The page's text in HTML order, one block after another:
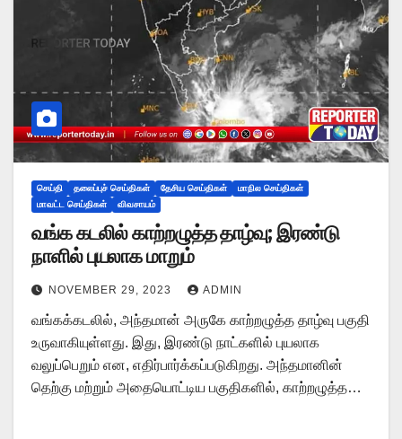
செய்தி தலைப்புச் செய்திகள் தேசிய செய்திகள்
மாநில செய்திகள்
மாவட்ட செய்திகள்
விவசாயம்
வங்க கடலில் காற்றழுத்த தாழ்வு; இரண்டு
நாளில் புயலாக மாறும்
NOVEMBER 29, 2023 ADMIN
வங்கக்கடலில், அந்தமான் அருகே காற்றழுத்த தாழ்வு பகுதி
உருவாகியுள்ளது. இது, இரண்டு நாட்களில் புயலாக
வலுப்பெறும் என, எதிர்பார்க்கப்படுகிறது. அந்தமானின்
தெற்கு மற்றும் அதையொட்டிய பகுதிகளில், காற்றழுத்த…